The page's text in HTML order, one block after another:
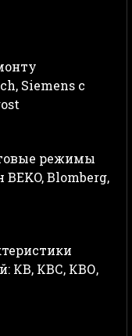
Siemens с
режимы
Blomberg,
КВ, КВС, КВО,